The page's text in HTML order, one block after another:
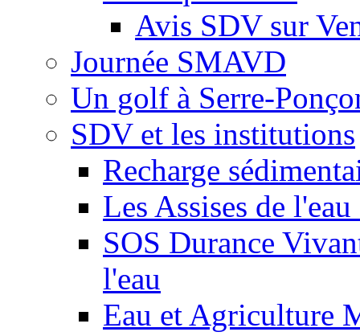
Avis SDV sur
Journée SMAVD
Un golf à Serre-
SDV et les institutions
Recharge
Les Assises de
SOS Durance
l'eau
Eau et Agriculture